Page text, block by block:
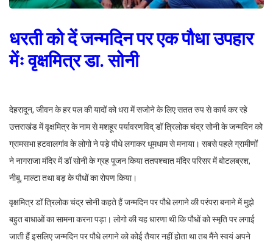
धरती को दें जन्मदिन पर एक पौधा उपहार
मेंः वृक्षमित्र डा. सोनी
देहरादून, जीवन के हर पल की यादों को धरा में सजोने के लिए सतत रुप से कार्य कर रहे
उत्तराखंड में वृक्षमित्र के नाम से मशहूर पर्यावरणविद् डॉ त्रिलोक चंद्र सोनी के जन्मदिन को
ग्रामसभा हटवालगांव के लोगो ने पड़े पौधे लगाकर धूमधाम से मनाया। सबसे पहले ग्रामीणों
ने नागराजा मंदिर में डॉ सोनी के ग्रह पूजन किया ततपश्चात मंदिर परिसर में बोटलब्रश,
नीबू, माल्टा तथा बड़ के पौधों का रोपण किया।
वृक्षमित्र डॉ त्रिलोक चंद्र सोनी कहते हैं जन्मदिन पर पौधे लगाने की परंपरा बनाने में मुझे
बहुत बाधाओं का सामना करना पड़ा। लोगो की यह धारणा थी कि पौधों को स्मृति पर लगाई
जाती हैं इसलिए जन्मदिन पर पौधे लगाने को कोई तैयार नहीं होता था तब मैंने स्वयं अपने